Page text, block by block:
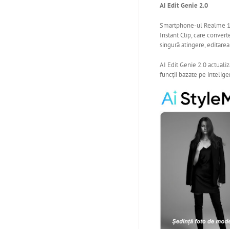
AI Edit Genie 2.0
Smartphone-ul Realme
Instant Clip, care
singură atingere,
AI Edit Genie 2.0
funcții bazate pe